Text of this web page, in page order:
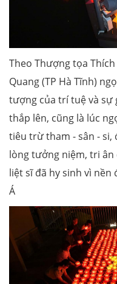
Theo Thượng tọa
Quang (TP Hà Tĩnh)
tượng của trí tuệ và sự
thắp lên, cũng là lúc
tiêu trừ tham - sân -
lòng tưởng niệm, tri ân
liệt sĩ đã hy sinh vì nền
Á